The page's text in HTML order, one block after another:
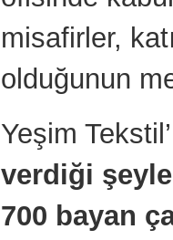
misafirler,
olduğunun
Yeşim
verdiği
700 bayan